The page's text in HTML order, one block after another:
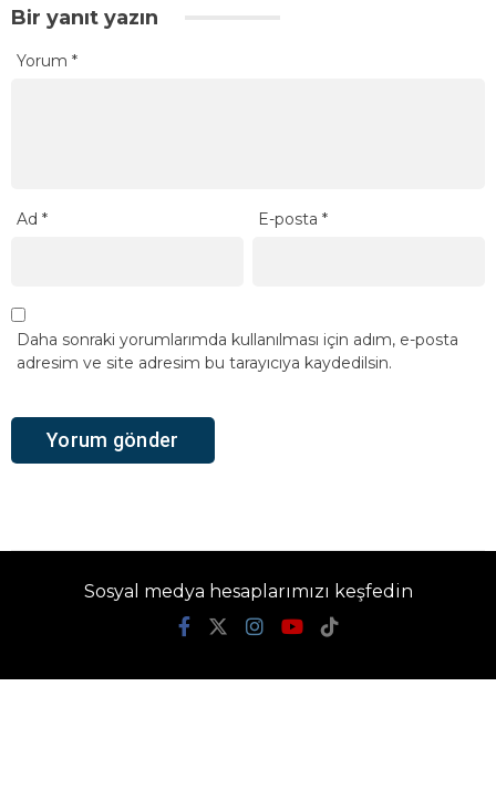
Bir yanıt yazın
Yorum *
Ad * E-posta*
Daha sonraki yorumlarımda kullanılması için adım, e-posta
adresim ve site adresim bu tarayıcıya kaydedilsin.
Sosyal medya hesaplarımızı keşfedin